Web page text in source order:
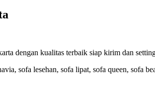
dengan kualitas terbaik siap kirim dan
sofa lesehan, sofa lipat, sofa queen, sofa